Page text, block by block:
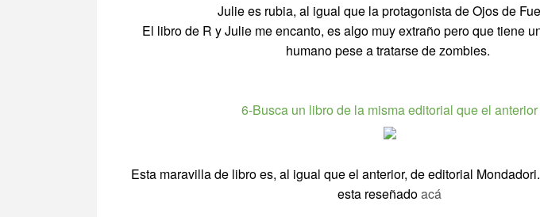
Julie es rubia, al igual que la protagonista de Ojos de
El libro de R y Julie me encanto, es algo muy extraño pero que tiene
humano pese a tratarse de zombies.
6-Busca un libro de la misma editorial que el anterior
Esta maravilla de libro es, al igual que el anterior, de editorial
esta reseñadoacá